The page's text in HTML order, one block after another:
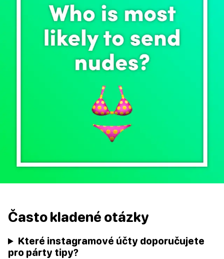
Často kladené otázky
Které instagramové účty doporučujete
pro párty tipy?